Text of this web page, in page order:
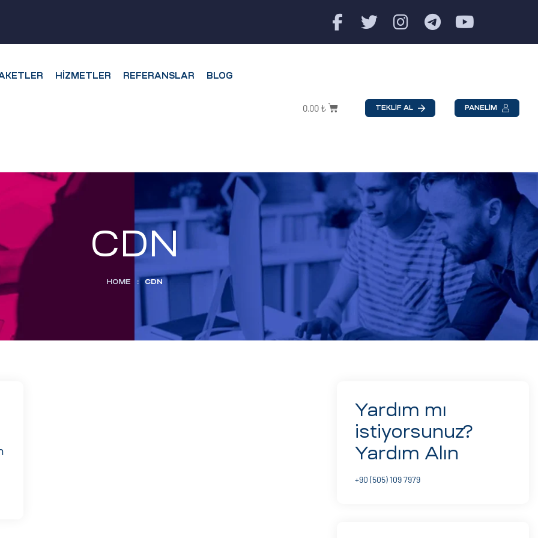
HIZMETLER REFERANSLAR BLOG
0.00 ₺ TEKLİF AL PANELİM
CDN
HOME : CDN
Yardım mı
istiyorsunuz?
Yardım Alın
+90 (505) 109 7979